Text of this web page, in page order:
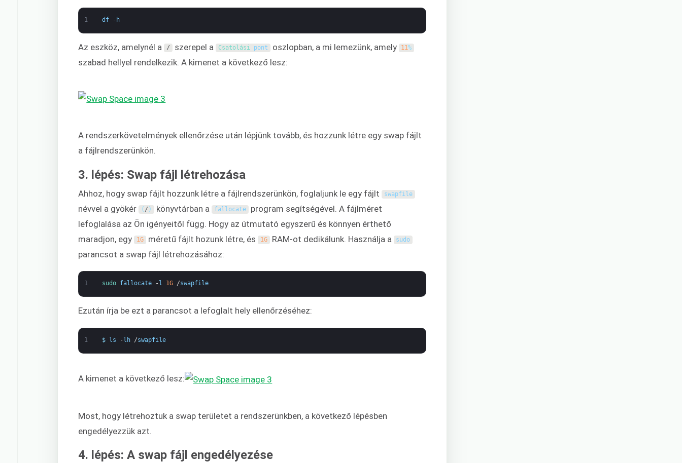
1 df - h
Az eszköz, amelynél a / szerepel a Csatolási pont oszlopban, a mi lemezünk, amely 11%
szabad hellyel rendelkezik. A kimenet a következő lesz:
A rendszerkövetelmények ellenőrzése után lépjünk tovább, és hozzunk létre egy swap fájlt
a fájlrendszerünkön.
3. lépés: Swap fájl létrehozása
Ahhoz, hogy swap fájlt hozzunk létre a fájlrendszerünkön, foglaljunk le egy fájlt swapfile
névvel a gyökér ( / ) könyvtárban a fallocate program segítségével. A fájlméret
lefoglalása az Ön igényeitől függ. Hogy az útmutató egyszerű és könnyen érthető
maradjon, egy 1G méretű fájlt hozunk létre, és 1G RAM-ot dedikálunk. Használja a sudo
parancsot a swap fájl létrehozásához:
1 sudo fallocate - l 1G /swapfile
Ezután írja be ezt a parancsot a lefoglalt hely ellenőrzéséhez:
1 $ ls -lh /swapfile
A kimenet a következő lesz:
Most, hogy létrehoztuk a swap területet a rendszerünkben, a következő lépésben
engedélyezzük azt.
4. lépés: A swap fájl engedélyezése